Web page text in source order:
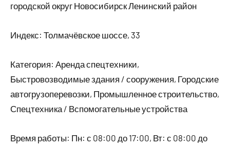
городской округ Новосибирск Ленинский район
Индекс: Толмачёвское шоссе, 33
Категория: Аренда спецтехники,
Быстровозводимые здания / сооружения, Городские
автогрузоперевозки, Промышленное строительство,
Спецтехника / Вспомогательные устройства
Время работы: Пн: с 08:00 до 17:00, Вт: с 08:00 до